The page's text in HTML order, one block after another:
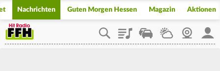
Nachrichten Guten Morgen Hessen Magazin Aktionen
PlaylistStaupilotWetterWebcam